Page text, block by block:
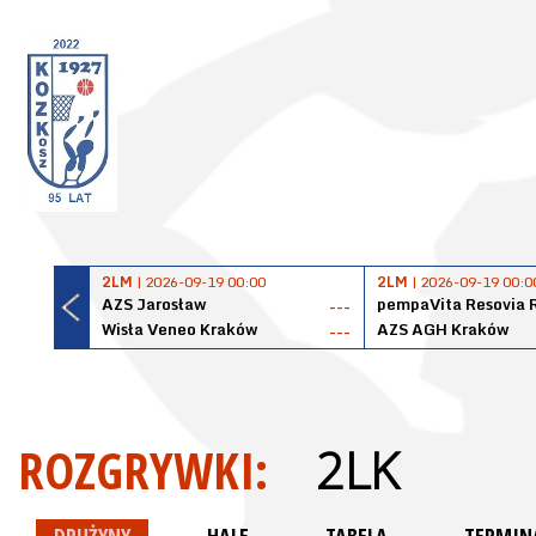
2LM | 2026-09-19 00:00
AZS Jarosław
---
Wisła Veneo Kraków
---
2LM | 2026-09-19
pempaVita Resovia
AZS AGH Kraków
ROZGRYWKI: 2LK